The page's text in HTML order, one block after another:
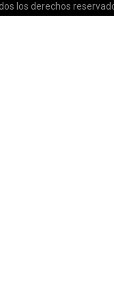
los derechos